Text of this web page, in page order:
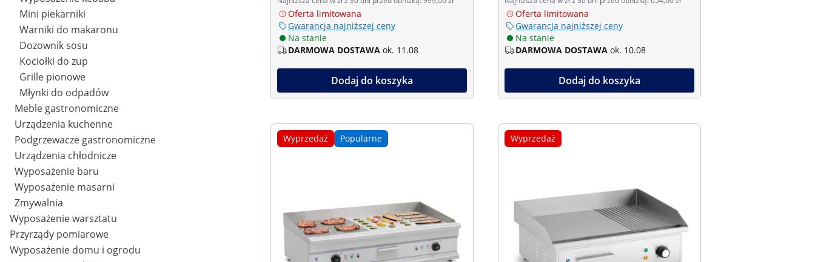
Mini piekarniki
Warniki do makaronu
Dozownik sosu
Kociołki do zup
Grille pionowe
Młynki do odpadów
Meble gastronomiczne
Urządzenia kuchenne
Podgrzewacze gastronomiczne
Urządzenia chłodnicze
Wyposażenie baru
Wyposażenie masarni
Zmywalnia
Wyposażenie warsztatu
Przyrządy pomiarowe
Wyposażenie domu i ogrodu
Oferta limitowana
Gwarancja najniższej ceny
Na stanie
DARMOWA DOSTAWA ok. 11.08
Dodaj do koszyka
Oferta limitowana
Gwarancja najniższej ceny
Na stanie
DARMOWA DOSTAWA ok. 10.08
Dodaj do koszyka
Wyprzedaż Popularne Wyprzedaż